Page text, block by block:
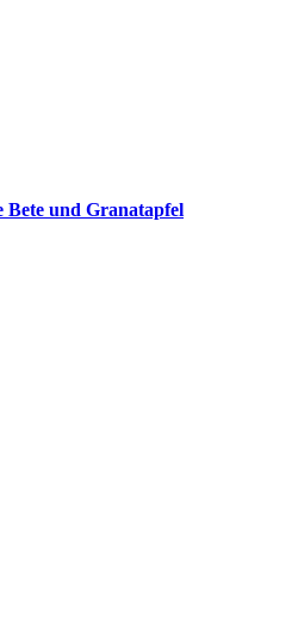
Bete und Granatapfel